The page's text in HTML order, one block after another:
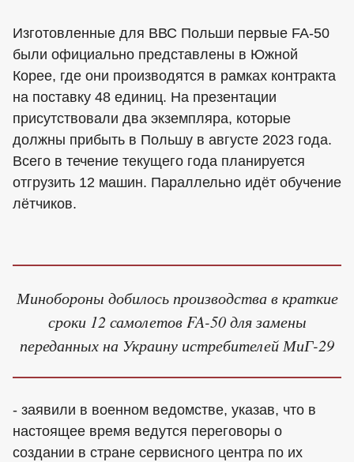
Изготовленные для ВВС Польши первые FA-50
были официально представлены в Южной
Корее, где они производятся в рамках контракта
на поставку 48 единиц. На презентации
присутствовали два экземпляра, которые
должны прибыть в Польшу в августе 2023 года.
Всего в течение текущего года планируется
отгрузить 12 машин. Параллельно идёт обучение
лётчиков.
Минобороны добилось производства в краткие
сроки 12 самолетов FA-50 для замены
переданных на Украину истребителей МиГ-29
- заявили в военном ведомстве, указав, что в
настоящее время ведутся переговоры о
создании в стране сервисного центра по их